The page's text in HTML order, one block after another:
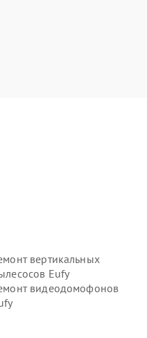
вертикальных
Eufy
видеодомофонов